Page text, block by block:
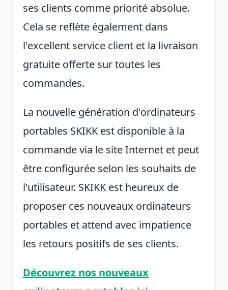
ses clients comme priorité absolue.
Cela se reflète également dans
l'excellent service client et la livraison
gratuite offerte sur toutes les
commandes.
La nouvelle génération d'ordinateurs
portables SKIKK est disponible à la
commande via le site Internet et peut
être configurée selon les souhaits de
l'utilisateur. SKIKK est heureux de
proposer ces nouveaux ordinateurs
portables et attend avec impatience
les retours positifs de ses clients.
Découvrez nos nouveaux